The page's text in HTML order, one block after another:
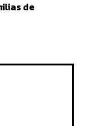
de